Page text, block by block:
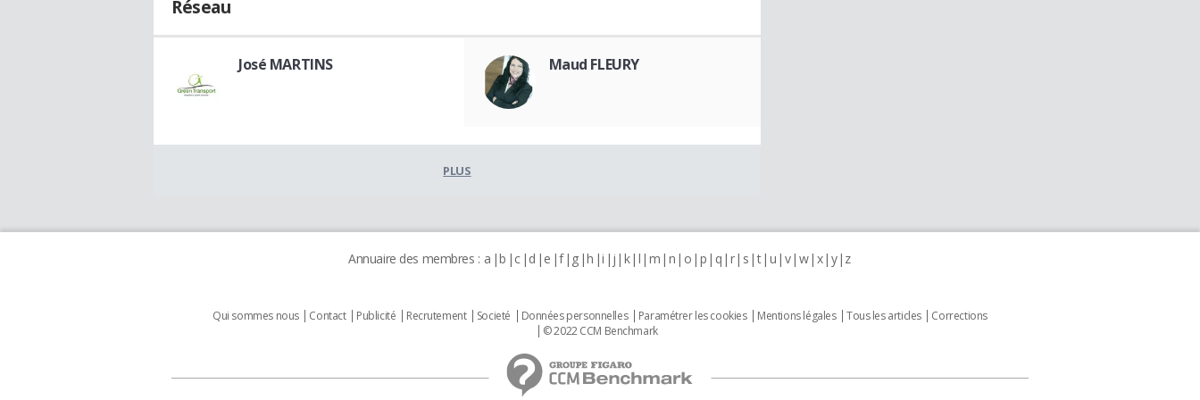
Réseau
José MARTINS Maud FLEURY
PLUS
Annuaire des membres : a b c d e f g h i j k l m n o p q r s t u v w x y z
Qui sommes nous Contact Publicité Recrutement Societé Données personnelles Paramétrer les cookies Mentions légales Tous les articles
Corrections
© 2022 CCM Benchmark